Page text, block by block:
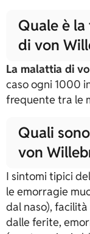
Quale è
di von
La malattia di
caso ogni 1000
frequente tra le
Quali
von
I sintomi tipici
le emorragie
dal naso),
dalle ferite,